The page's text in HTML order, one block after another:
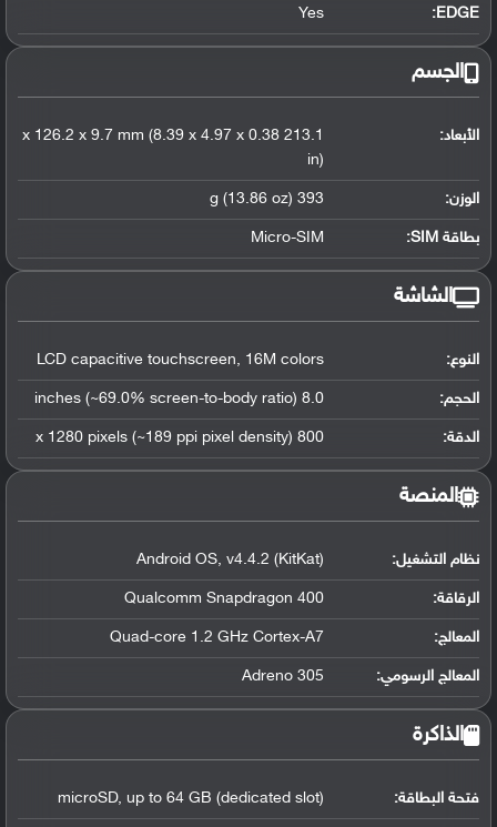
EDGE:
Yes
الجسم
الأبعاد:
213.1 x 126.2 x 9.7 mm (8.39 x 4.97 x 0.38
in)
الوزن: 393 g (13.86 oz)
بطاقة SIM: Micro-SIM
الشاشة
النوع: LCD capacitive touchscreen, 16M colors
الحجم: 8.0 inches (~69.0% screen-to-body ratio)
الدقة: 800 x 1280 pixels (~189 ppi pixel density)
المنصة
نظام التشغيل:
Android OS, v4.4.2 (KitKat)
الرقاقة:
Qualcomm Snapdragon 400
المعالج:
Quad-core 1.2 GHz Cortex-A7
المعالج الرسومي:
Adreno 305
الذاكرة
فتحة البطاقة: microSD, up to 64 GB (dedicated slot)